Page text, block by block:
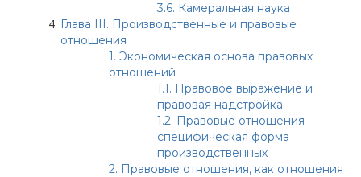
3.6. Камеральная наука
Глава III. Производственные и правовые
отношения
1. Экономическая основа правовых
отношений
1.1. Правовое выражение и
правовая надстройка
1.2. Правовые отношения —
специфическая форма
производственных
2. Правовые отношения, как отношения